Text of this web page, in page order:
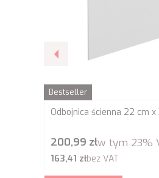
Bestseller
Odbojnica ścienna 22 cm
Cena brutto
200,99 złw tym 23%
Cena netto
163,41 złbez VAT